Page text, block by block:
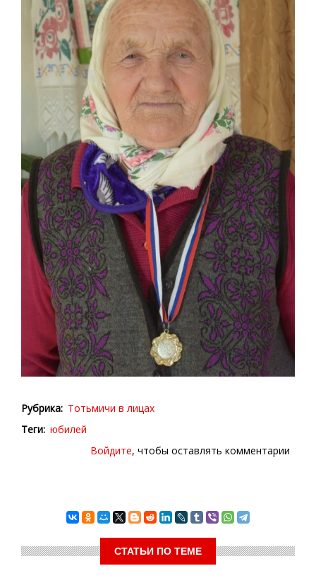
Рубрика Тотьмичи в лицах
Теги юбилей
Войдите, чтобы оставлять комментарии
СТАТЬИ ПО ТЕМЕ